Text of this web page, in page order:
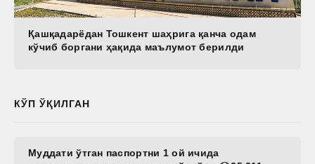
Қашқадарёдан Тошкент шаҳрига қанча одам
кўчиб боргани ҳақида маълумот берилди
КЎП ЎҚИЛГАН
Муддати ўтган паспортни 1 ой ичида